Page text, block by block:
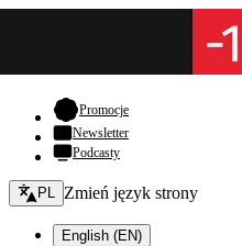
Promocje- otwiera się w nowej
Newsletter
Podcasty
Zmień język - bieżący:
PL Zmień język strony
English (EN)